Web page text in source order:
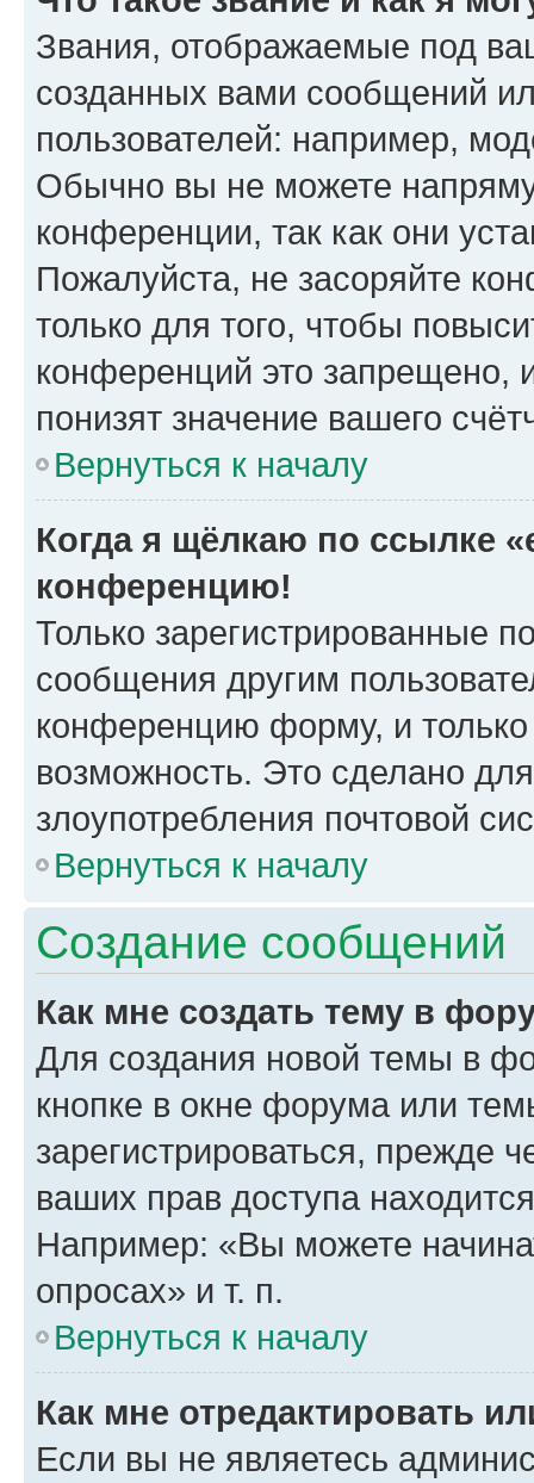
Звания, отображаемые под
созданных вами сообщений
пользователей: например,
Обычно вы не можете
конференции, так как они
Пожалуйста, не засоряйте
только для того, чтобы
конференций это запрещено,
понизят значение вашего
Вернуться к началу
Когда я щёлкаю по ссылке
конференцию!
Только зарегистрированные
сообщения другим
конференцию форму, и
возможность. Это сделано
злоупотребления почтовой
Вернуться к началу
Создание сообщений
Как мне создать тему в
Для создания новой темы в
кнопке в окне форума или
зарегистрироваться, прежде
ваших прав доступа
Например: «Вы можете
опросах» и т. п.
Вернуться к началу
Как мне отредактировать
Если вы не являетесь